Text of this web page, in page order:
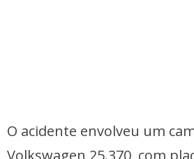
O acidente envolveu um